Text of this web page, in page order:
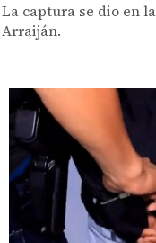
La captura se dio en
Arraiján.